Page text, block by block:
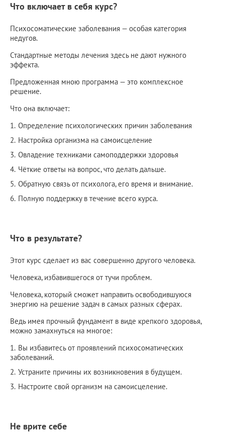
Что включает в себя курс?
Психосоматические заболевания — особая категория
недугов.
Стандартные методы лечения здесь не дают нужного
эффекта.
Предложенная мною программа — это комплексное
решение.
Что она включает:
Определение психологических причин заболевания
Настройка организма на самоисцеление
Овладение техниками самоподдержки здоровья
Чёткие ответы на вопрос, что делать дальше.
Обратную связь от психолога, его время и внимание.
Полную поддержку в течение всего курса.
Что в результате?
Этот курс сделает из вас совершенно другого человека.
Человека, избавившегося от тучи проблем.
Человека, который сможет направить освободившуюся
энергию на решение задач в самых разных сферах.
Ведь имея прочный фундамент в виде крепкого здоровья,
можно замахнуться на многое:
Вы избавитесь от проявлений психосоматических
заболеваний.
Устраните причины их возникновения в будущем.
Настроите свой организм на самоисцеление.
Не врите себе